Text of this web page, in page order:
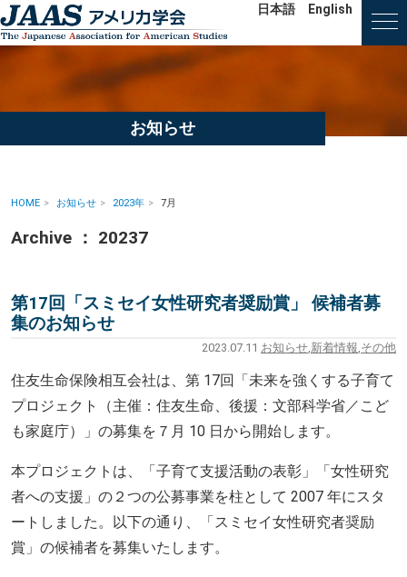
日本語 English
お知らせ
HOME お知らせ 2023年 7月
Archive ： 20237
第17回「スミセイ女性研究者奨励賞」 候補者募
集のお知らせ
2023.07.11 お知らせ,新着情報,その他
住友生命保険相互会社は、第 17回「未来を強くする子育て
プロジェクト（主催：住友生命、後援：文部科学省／こど
も家庭庁）」の募集を７月 10 日から開始します。
本プロジェクトは、「子育て支援活動の表彰」「女性研究
者への支援」の２つの公募事業を柱として 2007 年にスタ
ートしました。以下の通り、「スミセイ女性研究者奨励
賞」の候補者を募集いたします。